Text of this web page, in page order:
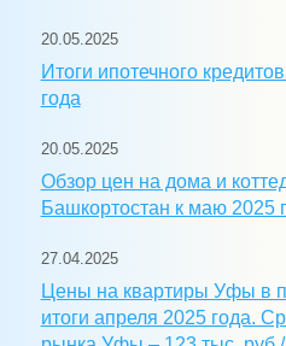
20.05.2025
Итоги ипотечного
года
20.05.2025
Обзор цен на дома и
Башкортостан к маю 2025
27.04.2025
Цены на квартиры Уфы в
итоги апреля 2025 года.